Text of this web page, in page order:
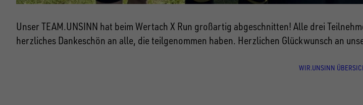
Unser TEAM.UNSINN hat beim Wertach X Run großartig abgeschnitten! Alle drei
herzliches Dankeschön an alle, die teilgenommen haben. Herzlichen Glückwunsch an
WIR.UNSINN